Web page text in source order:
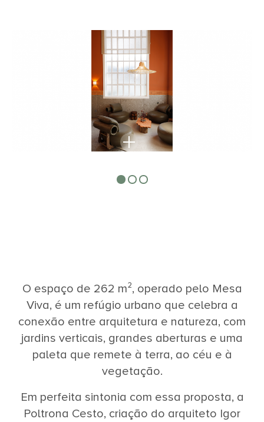
O espaço de 262 m², operado pelo Mesa
Viva, é um refúgio urbano que celebra a
conexão entre arquitetura e natureza, com
jardins verticais, grandes aberturas e uma
paleta que remete à terra, ao céu e à
vegetação.
Em perfeita sintonia com essa proposta, a
Poltrona Cesto, criação do arquiteto Igor